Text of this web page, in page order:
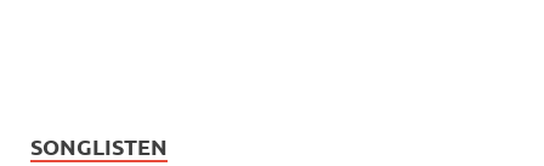
SONGLISTEN